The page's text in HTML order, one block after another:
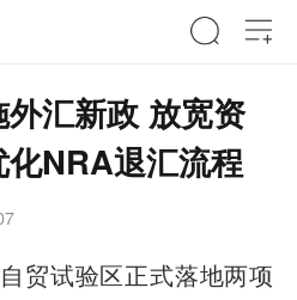
汇新政 放宽资
NRA退汇流程
贸试验区正式落地两项